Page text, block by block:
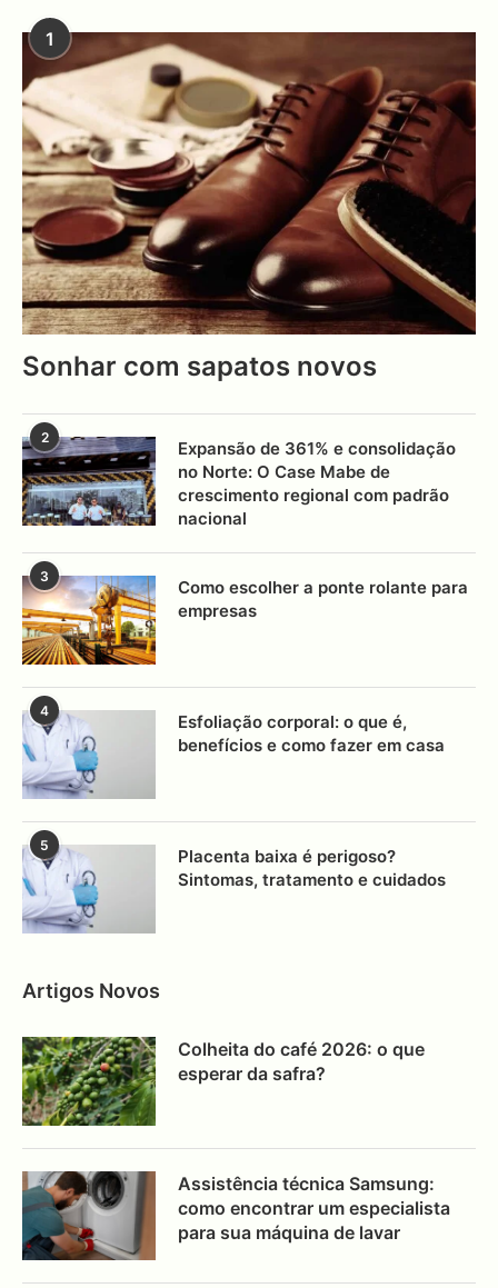
1
Sonhar com sapatos novos
2
Expansão de 361% e consolidação
no Norte: O Case Mabe de
crescimento regional com padrão
nacional
3
Como escolher a ponte rolante para
empresas
4
Esfoliação corporal: o que é,
benefícios e como fazer em casa
5
Placenta baixa é perigoso?
Sintomas, tratamento e cuidados
Artigos Novos
Colheita do café 2026: o que
esperar da safra?
Assistência técnica Samsung:
como encontrar um especialista
para sua máquina de lavar